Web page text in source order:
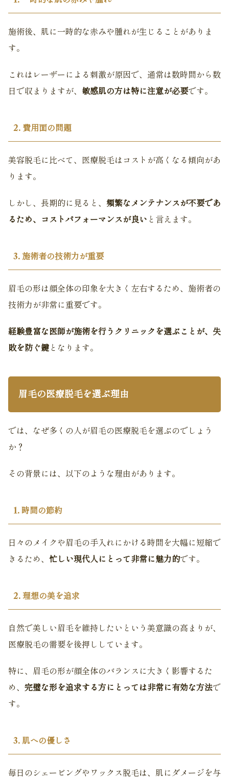
施術後、肌に一時的な赤みや腫れが生じることがありま
す。
これはレーザーによる刺激が原因で、通常は数時間から数
日で収まりますが、 敏感肌の方は特に注意が必要です。
2. 費用面の問題
美容脱毛に比べて、医療脱毛はコストが高くなる傾向があ
ります。
しかし、長期的に見ると、 頻繁なメンテナンスが不要であ
るため、コストパフォーマンスが良い と言えます。
3. 施術者の技術力が重要
眉毛の形は顔全体の印象を大きく左右するため、施術者の
技術力が非常に重要です。
経験豊富な医師が施術を行うクリニックを選ぶことが、失
敗を防ぐ鍵 となります。
眉毛の医療脱毛を選ぶ理由
では、なぜ多くの人が眉毛の医療脱毛を選ぶのでしょう
か？
その背景には、以下のような理由があります。
1. 時間の節約
日々のメイクや眉毛の手入れにかける時間を大幅に短縮で
きるため、 忙しい現代人にとって非常に魅力的です。
2. 理想の美を追求
自然で美しい眉毛を維持したいという美意識の高まりが、
医療脱毛の需要を後押ししています。
特に、眉毛の形が顔全体のバランスに大きく影響するた
め、 完璧な形を追求する方にとっては非常に有効な方法で
す。
3. 肌への優しさ
毎日のシェービングやワックス脱毛は、肌にダメージを与